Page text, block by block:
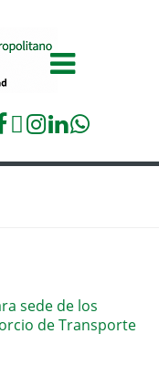
sede de los
de Transporte